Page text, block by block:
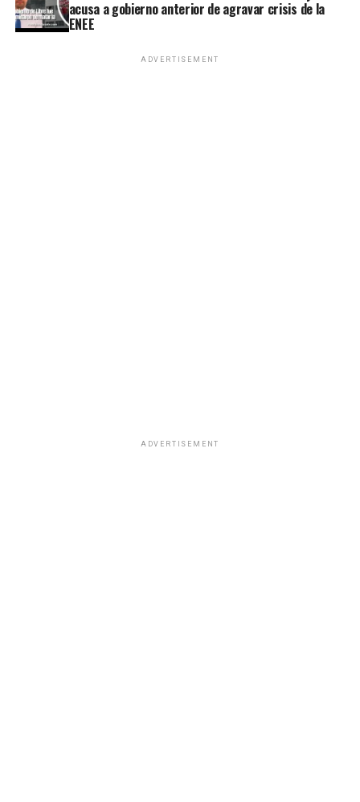
acusa a gobierno anterior de agravar crisis de la
ENEE
ADVERTISEMENT
ADVERTISEMENT